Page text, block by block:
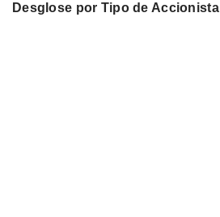
Desglose por Tipo de Accionista